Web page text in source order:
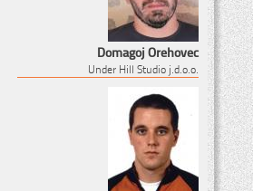
Domagoj Orehovec
Under Hill Studio j.d.o.o.